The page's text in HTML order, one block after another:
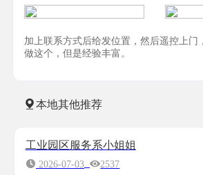
加上联系方式后给发位置，然后遥控上门
做这个，但是经验丰富。
本地其他推荐
工业园区服务系小姐姐
2026-07-03
2537